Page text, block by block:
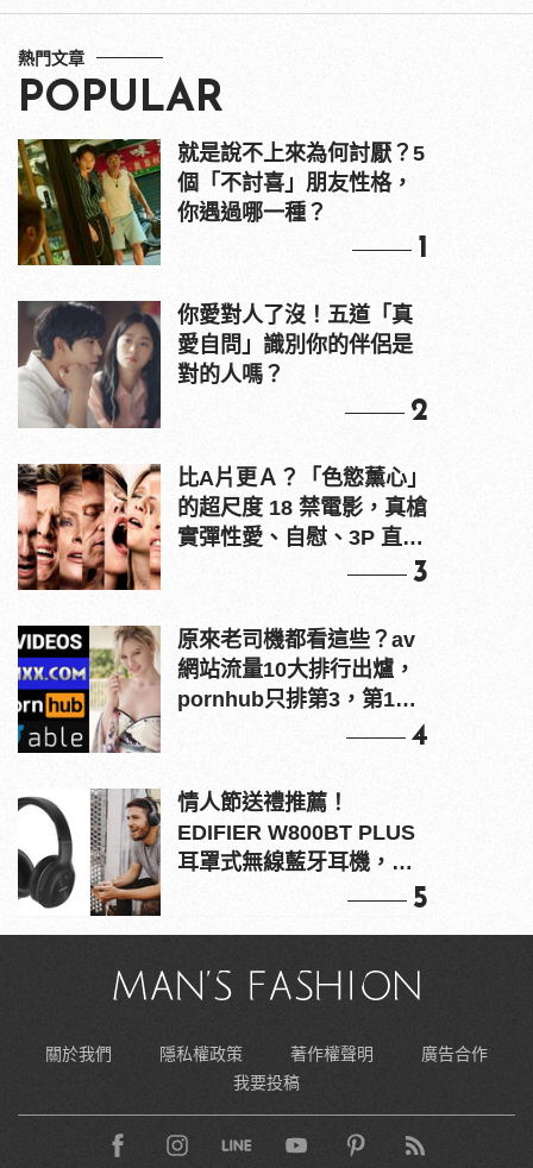
熱門文章
POPULAR
就是說不上來為何討厭？5
個「不討喜」朋友性格，
你遇過哪一種？
1
你愛對人了沒！五道「真
愛自問」識別你的伴侶是
對的人嗎？
2
比A片更Ａ？「色慾薰心」
的超尺度 18 禁電影，真槍
實彈性愛、自慰、3P 直接
3
原來老司機都看這些？av
網站流量10大排行出爐，
pornhub只排第3，第1名
4
情人節送禮推薦！
EDIFIER W800BT PLUS
耳罩式無線藍牙耳機，在
5
關於我們 隱私權政策 著作權聲明
廣告合作
我要投稿